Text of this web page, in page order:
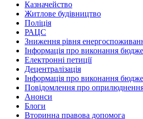
Казначейство
Житлове будівництво
Поліція
РАЦС
Зниження рівня
Інформація про виконання
Електронні петиції
Децентралізація
Інформація про виконання
Повідомлення про оприлюднення
Анонси
Блоги
Вторинна правова допомога